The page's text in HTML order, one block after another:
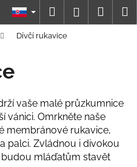
Hľadať
Dívčí rukavice
vaše malé průzkumnice
vánici. Omrkněte naše
membránové rukavice,
palci. Zvládnou i divokou
mláďatům stavět